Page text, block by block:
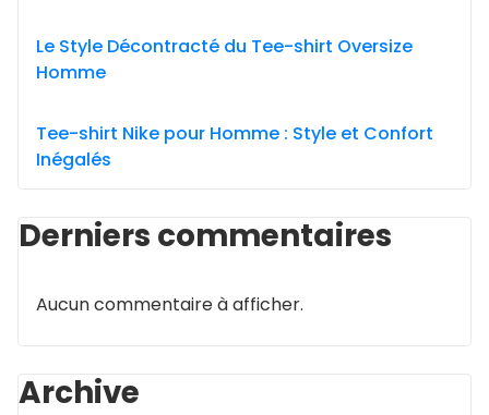
Le Style Décontracté du Tee-shirt Oversize
Homme
Tee-shirt Nike pour Homme : Style et Confort
Inégalés
Derniers commentaires
Aucun commentaire à afficher.
Archive